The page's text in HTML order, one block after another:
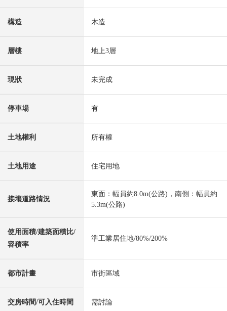
構造 木造
層樓 地上3層
現狀 未完成
停車場 有
土地權利 所有權
土地用途 住宅用地
接壤道路情況
東面：幅員約8.0m(公路)，南側：幅員約
5.3m(公路)
使用面積/建築面積比/
容積率
準工業居住地/80%/200%
都市計畫 市街區域
交房時間/可入住時間 需討論